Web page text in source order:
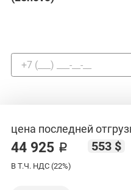
цена последней
44 925 ₽ 553 $
В Т.Ч. НДС (22%)